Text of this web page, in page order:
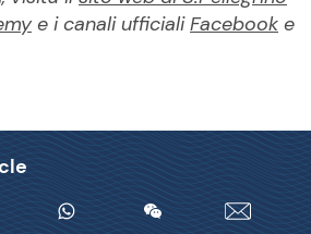
e i canali ufficialiFacebook e